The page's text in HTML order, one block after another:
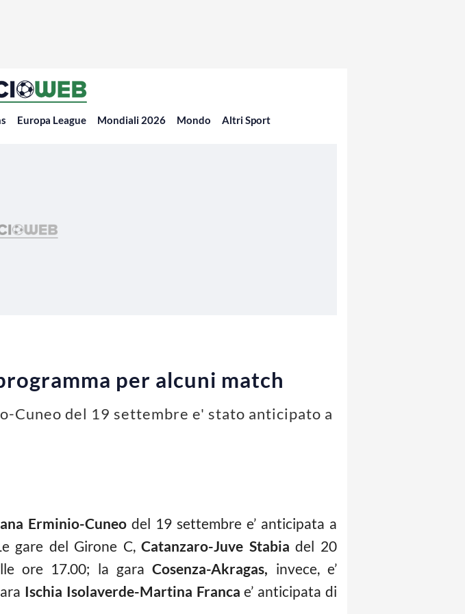
Europa League Mondiali 2026 Mondo Altri Sport
per alcuni match
Cuneo del 19 settembre e' stato anticipato a
Erminio-Cuneo del 19 settembre e’ anticipata a
gare del Girone C,Catanzaro-Juve Stabia del 20
ore 17.00; la garaCosenza-Akragas, invece, e’
Ischia Isolaverde-Martina Franca e’ anticipata di